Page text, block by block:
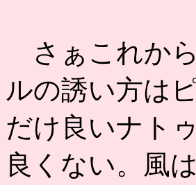
さぁこれか
ルの誘い方は
だけ良いナト
良くない。風